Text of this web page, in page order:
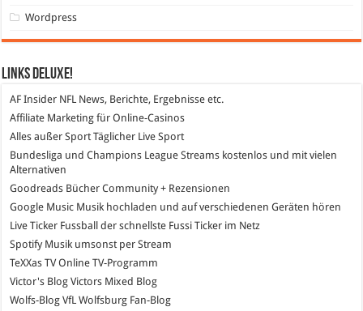
Wordpress
Links DeLuXe!
AF Insider NFL News, Berichte, Ergebnisse etc.
Affiliate Marketing für Online-Casinos
Alles außer Sport Täglicher Live Sport
Bundesliga und Champions League Streams kostenlos und mit vielen
Alternativen
Goodreads Bücher Community + Rezensionen
Google Music Musik hochladen und auf verschiedenen Geräten hören
Live Ticker Fussball
der schnellste Fussi Ticker im Netz
SpotifyMusik umsonst per Stream
TeXXas TVOnline TV-Programm
Victor's Blog Victors Mixed Blog
Wolfs-Blog VfL Wolfsburg Fan-Blog